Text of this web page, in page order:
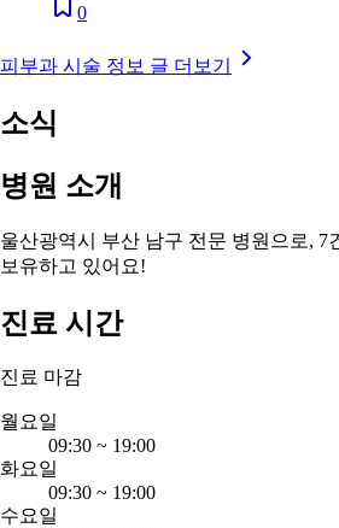
0
피부과 시술 정보 글 더보기
소식
병원 소개
울산광역시 부산 남구 전문 병원으로, 7
보유하고 있어요!
진료 시간
진료 마감
월요일
09:30 ~ 19:00
화요일
09:30 ~ 19:00
수요일